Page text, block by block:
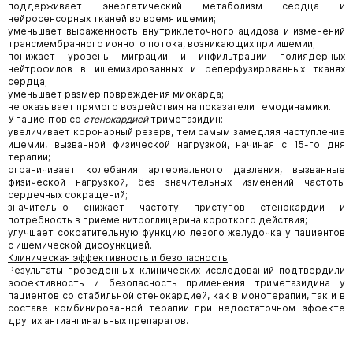
поддерживает энергетический метаболизм сердца и
нейросенсорных тканей во время ишемии;
уменьшает выраженность внутриклеточного ацидоза и изменений
трансмембранного ионного потока, возникающих при ишемии;
понижает уровень миграции и инфильтрации полиядерных
нейтрофилов в ишемизированных и реперфузированных тканях
сердца;
уменьшает размер повреждения миокарда;
не оказывает прямого воздействия на показатели гемодинамики.
У пациентов со стенокардиейтриметазидин:
увеличивает коронарный резерв, тем самым замедляя наступление
ишемии, вызванной физической нагрузкой, начиная с 15-го дня
терапии;
ограничивает колебания артериального давления, вызванные
физической нагрузкой, без значительных изменений частоты
сердечных сокращений;
значительно снижает частоту приступов стенокардии и
потребность в приеме нитроглицерина короткого действия;
улучшает сократительную функцию левого желудочка у пациентов
с ишемической дисфункцией.
Клиническая эффективность и безопасность
Результаты проведенных клинических исследований подтвердили
эффективность и безопасность применения триметазидина у
пациентов со стабильной стенокардией, как в монотерапии, так и в
составе комбинированной терапии при недостаточном эффекте
других антиангинальных препаратов.